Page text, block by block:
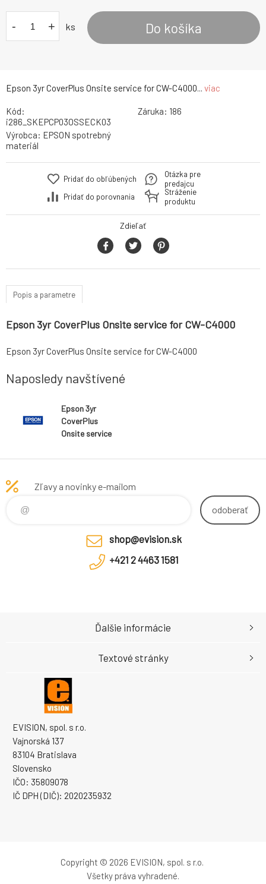
Epson 3yr CoverPlus Onsite service for CW-C4000... viac
- + ks Do košíka
Kód:
i286_SKEPCP03OSSECK03
Záruka: 186
Výrobca: EPSON spotrebný
materiál
Pridať do obľúbených
Pridať do porovnania
Otázka pre
predajcu
Stráženie
produktu
Zdieľať
Popis a parametre
Epson 3yr CoverPlus Onsite service for CW-C4000
Epson 3yr CoverPlus Onsite service for CW-C4000
Naposledy navštívené
Epson 3yr
CoverPlus
Onsite service
Zľavy a novinky e-mailom
odoberať
shop@evision.sk
+421 2 4463 1581
EVISION, spol. s r.o.
Vajnorská 137
83104 Bratislava
Slovensko
IČO: 35809078
IČ DPH (DIČ): 2020235932
Ďalšie informácie
Textové stránky
Copyright © 2026 EVISION, spol. s r.o.
Všetky práva vyhradené.